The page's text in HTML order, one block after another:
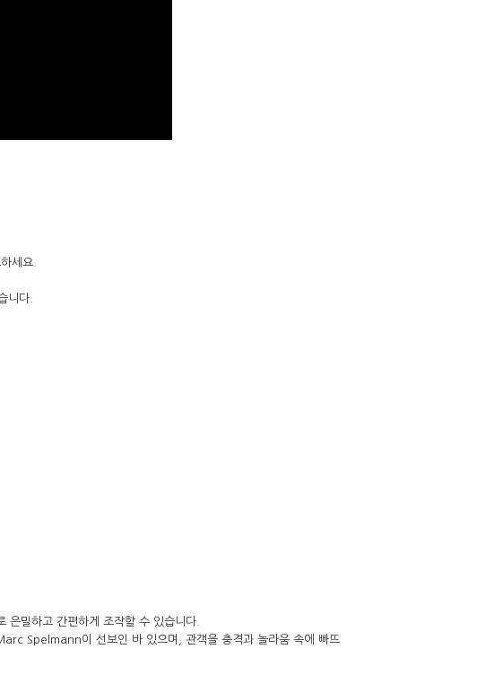
세요.
니다.
은밀하고 간편하게 조작할 수 있습니다.
Spelmann이 선보인 바 있으며, 관객을 충격과 놀라움 속에 빠뜨